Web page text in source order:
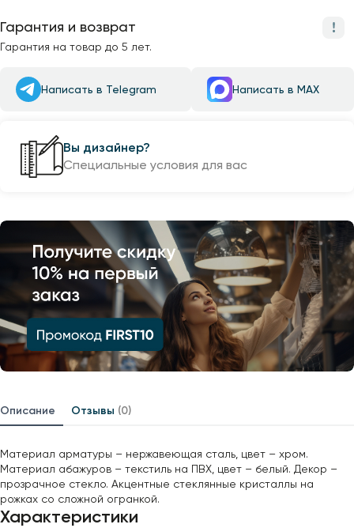
Гарантия и возврат
Гарантия на товар до 5 лет.
Написать в Telegram Написать в MAX
Вы дизайнер?
Специальные условия для вас
Описание Отзывы (0)
Материал арматуры – нержавеющая сталь, цвет – хром.
Материал абажуров – текстиль на ПВХ, цвет – белый. Декор –
прозрачное стекло. Акцентные стеклянные кристаллы на
рожках со сложной огранкой.
Характеристики